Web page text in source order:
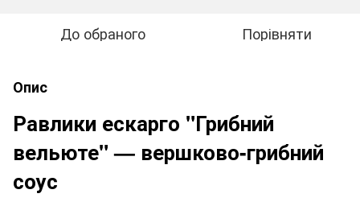
До обраного Порівняти
Опис
Равлики ескарго "Грибний
вельюте" — вершково-грибний
соус